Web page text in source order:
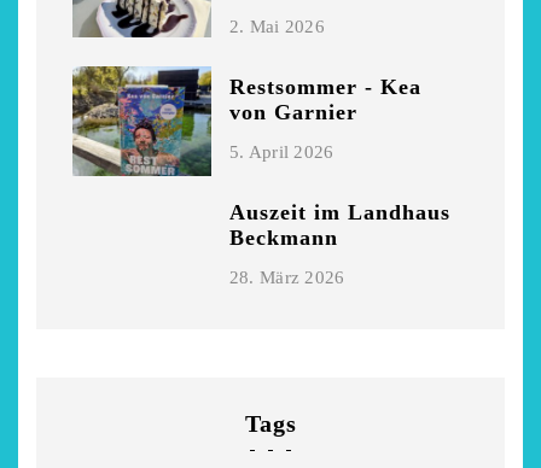
2. Mai 2026
Restsommer - Kea
von Garnier
5. April 2026
Auszeit im Landhaus
Beckmann
28. März 2026
Tags